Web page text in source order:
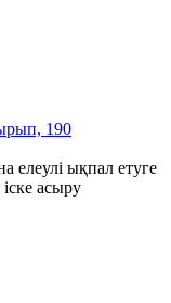
190
елеулі ықпал етуге
асыру